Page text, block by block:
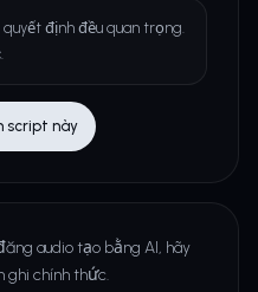
định đều quan trọng.
script này
audio tạo bằng AI, hãy
ghi chính thức.